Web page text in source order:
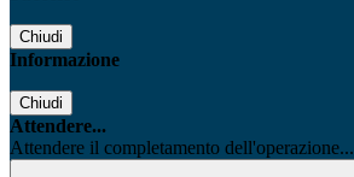
Chiudi
Informazione
Chiudi
Attendere...
Attendere il completamento dell'operazione...